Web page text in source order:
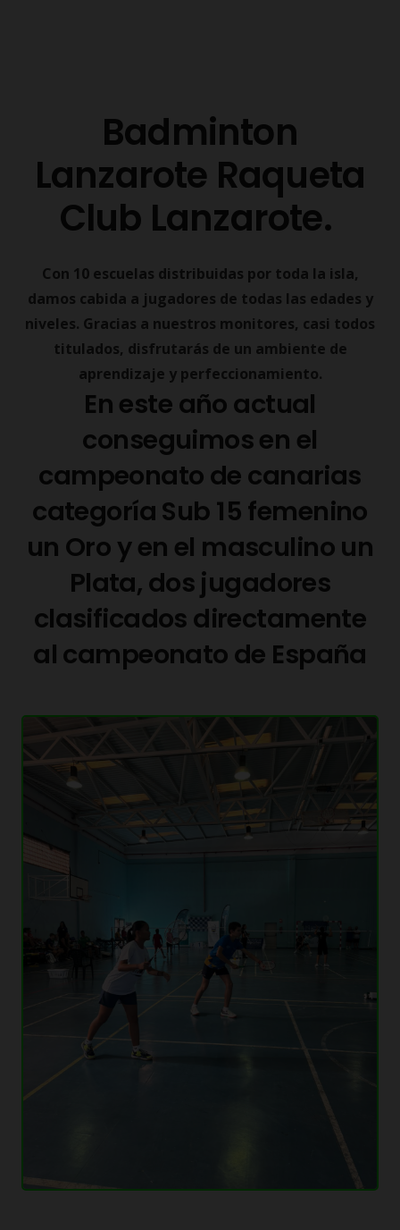
Badminton
Lanzarote Raqueta
Club Lanzarote.
Con 10 escuelas distribuidas por toda la isla,
damos cabida a jugadores de todas las edades y
niveles. Gracias a nuestros monitores, casi todos
titulados, disfrutarás de un ambiente de
aprendizaje y perfeccionamiento.
En este año actual
conseguimos en el
campeonato de canarias
categoría Sub 15 femenino
un Oro y en el masculino un
Plata, dos jugadores
clasificados directamente
al campeonato de España